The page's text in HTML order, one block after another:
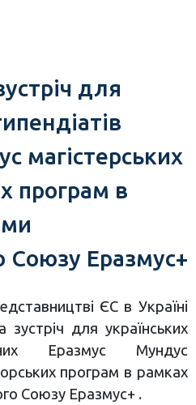
для
магістерських
програм в
Союзу Еразмус+
ЄС в Україні
зустріч для українських
Еразмус Мундус
програм в рамках
Союзу Еразмус+ .